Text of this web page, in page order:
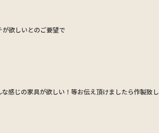
欲しいとのご要望で
感じの家具が欲しい！等お伝え頂けましたら作製致し